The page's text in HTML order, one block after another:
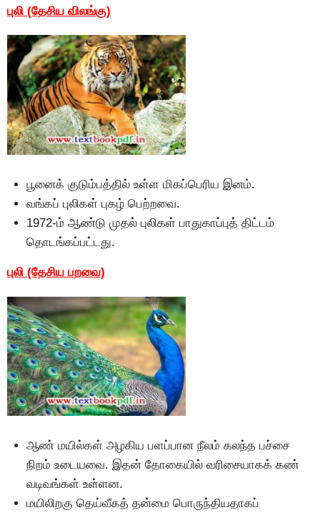
புலி (தேசிய விலங்கு)
பூனைக் குடும்பத்தில் உள்ள மிகப்பெரிய இனம்.
வங்கப் புலிகள் புகழ் பெற்றவை.
1972-ம் ஆண்டு முதல் புலிகள் பாதுகாப்புத் திட்டம்
தொடங்கப்பட்டது.
புலி (தேசிய பறவை)
ஆண் மயில்கள் அழகிய பளப்பான நீலம் கலந்த பச்சை
நிறம் உடையவை. இதன் தோகையில் வரிசையாகக் கண்
வடிவங்கள் உள்ளன.
மயிலிறகு தெய்வீகத் தன்மை பொருந்தியதாகப்